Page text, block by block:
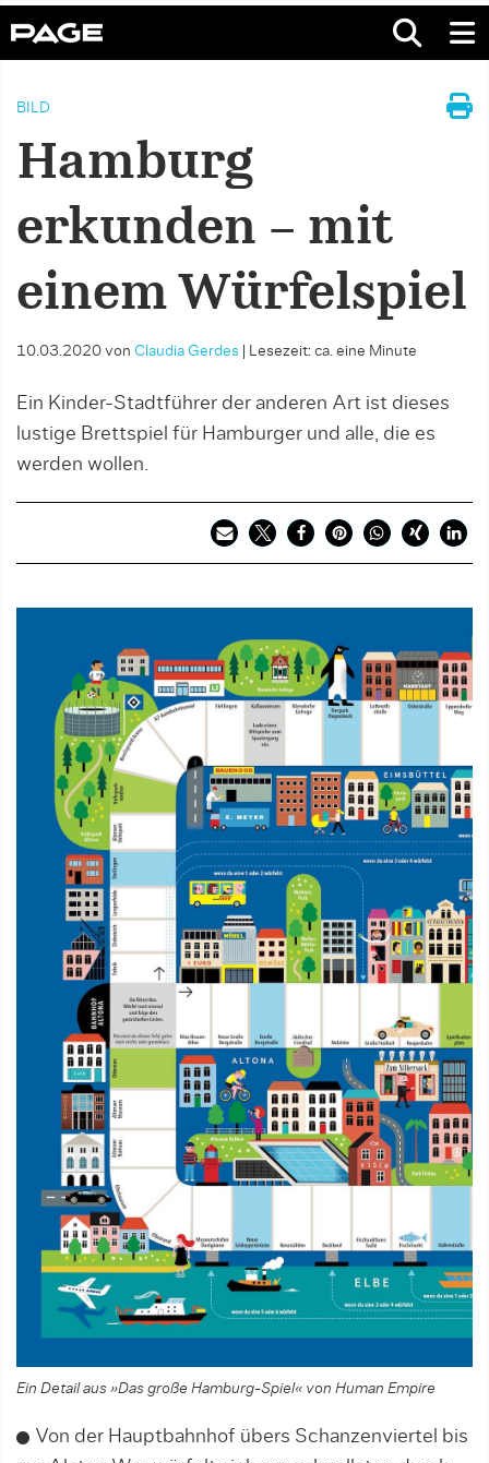
BILD
Hamburg
erkunden – mit
einem Würfelspiel
10.03.2020 von Claudia Gerdes Lesezeit: ca. eine Minute
Ein Kinder-Stadtführer der anderen Art ist dieses
lustige Brettspiel für Hamburger und alle, die es
werden wollen.
Ein Detail aus »Das große Hamburg-Spiel« von Human Empire
Von der Hauptbahnhof übers Schanzenviertel bis